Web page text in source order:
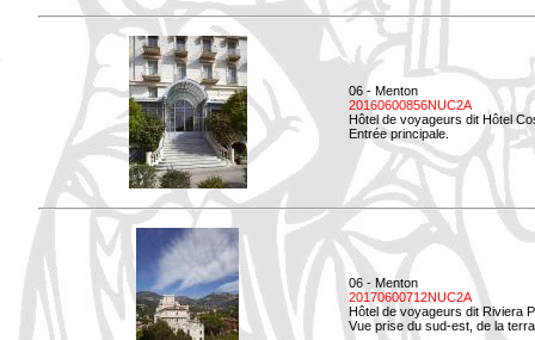
06 - Menton
20160600856NUC2A
Hôtel de voyageurs dit Hôtel
Entrée principale.
06 - Menton
20170600712NUC2A
Hôtel de voyageurs dit Riviera
Vue prise du sud-est, de la